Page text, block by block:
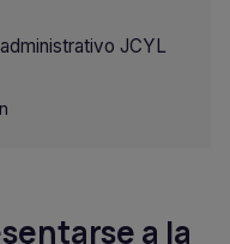
JCYL
a la